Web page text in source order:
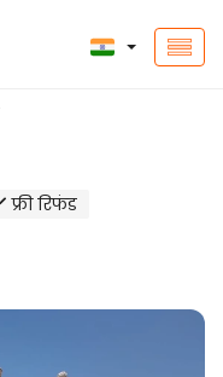
फ्री रिफंड